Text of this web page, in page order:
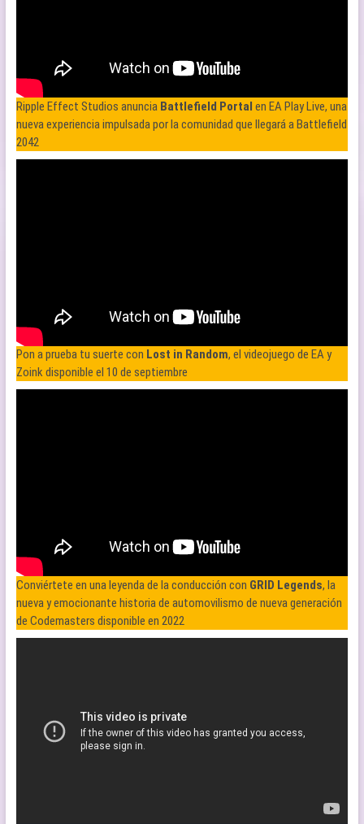
Ripple Effect Studios anuncia Battlefield Portal en EA Play Live, una
nueva experiencia impulsada por la comunidad que llegará a Battlefield
2042
Pon a prueba tu suerte con Lost in Random, el videojuego de EA y
Zoink disponible el 10 de septiembre
Conviértete en una leyenda de la conducción con GRID Legends, la
nueva y emocionante historia de automovilismo de nueva generación
de Codemasters disponible en 2022